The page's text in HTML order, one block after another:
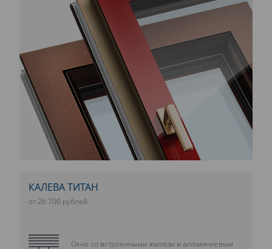
КАЛЕВА ТИТАН
от 26 700 рублей
Окно со встроенными жалюзи и алюминиевым